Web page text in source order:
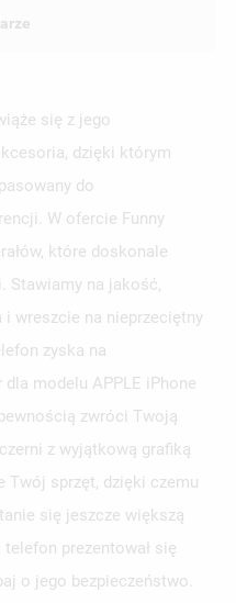
się z jego
dzięki którym
do
W ofercie Funny
które doskonale
Stawiamy na jakość,
wreszcie na nieprzeciętny
zyska na
modelu APPLE iPhone
zwróci Twoją
z wyjątkową grafiką
Twój sprzęt, dzięki czemu
się jeszcze większą
prezentował się
o jego bezpieczeństwo.